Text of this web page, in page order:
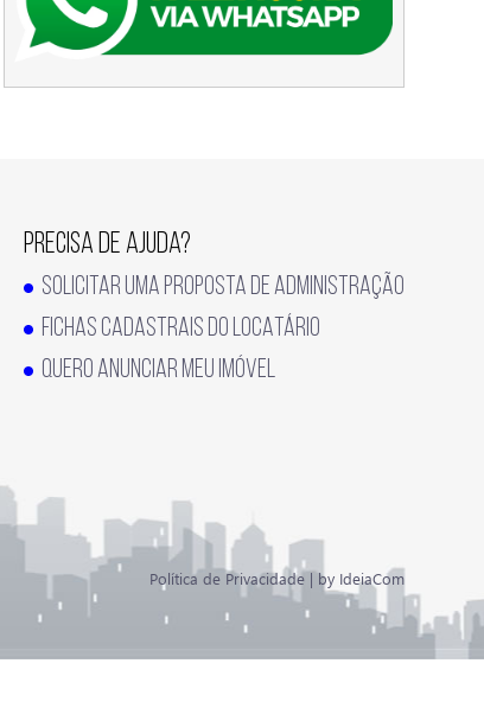
PRECISA DE AJUDA?
SOLICITAR UMA PROPOSTA DE ADMINISTRAÇÃO
FICHAS CADASTRAIS DO LOCATÁRIO
QUERO ANUNCIAR MEU IMÓVEL
Política de Privacidade| by IdeiaCom